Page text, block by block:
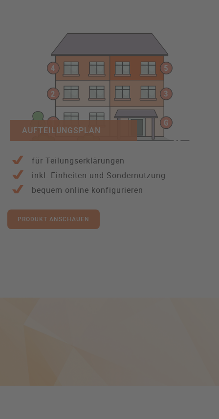
AUFTEILUNGSPLAN
für Teilungserklärungen
inkl. Einheiten und Sondernutzung
bequem online konfigurieren
PRODUKT ANSCHAUEN